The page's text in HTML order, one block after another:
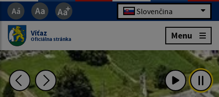
Slovenčina
Víťaz
Oficiálna stránka Menu